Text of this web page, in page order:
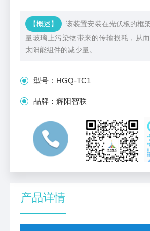
【概述】
该装置安装在光伏板的框
量玻璃上污染物带来的传输损耗，从
太阳能组件的减少量。
型号： HGQ-TC1
品牌： 辉阳智联
产品详情